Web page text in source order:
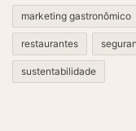
marketing gastronômico
restaurantes
sustentabilidade